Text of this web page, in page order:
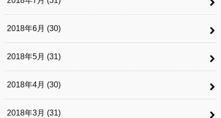
2018年6月 (30)
2018年5月 (31)
2018年4月 (30)
2018年3月 (31)